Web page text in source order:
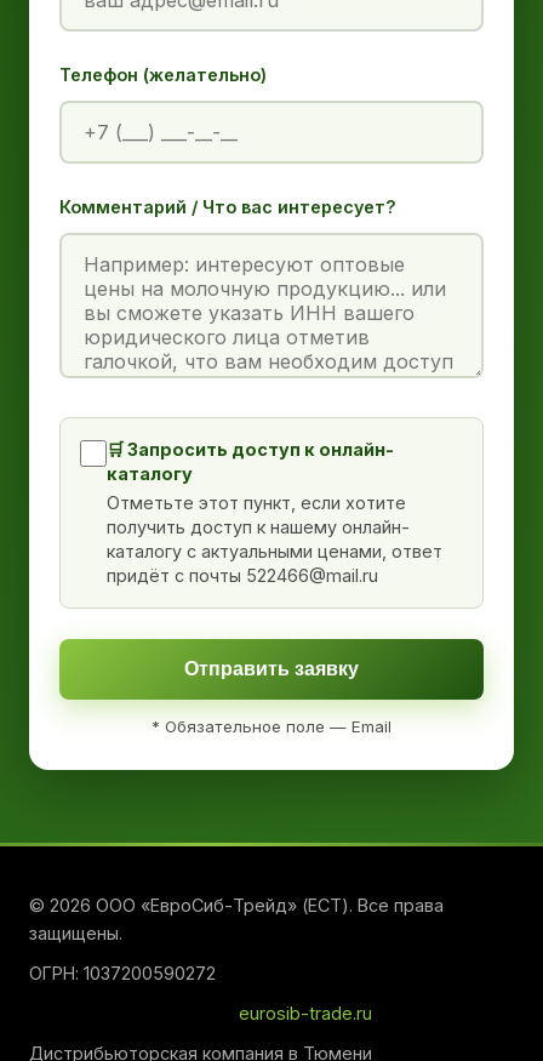
Телефон (желательно)
Комментарий / Что вас интересует?
🛒 Запросить доступ к онлайн-
каталогу
Отметьте этот пункт, если хотите
получить доступ к нашему онлайн-
каталогу с актуальными ценами, ответ
придёт с почты 522466@mail.ru
Отправить заявку
* Обязательное поле — Email
© 2026 ООО «ЕвроСиб-Трейд» (ЕСТ). Все права
защищены.
ОГРН: 1037200590272
eurosib-trade.ru
Дистрибьюторская компания в Тюмени